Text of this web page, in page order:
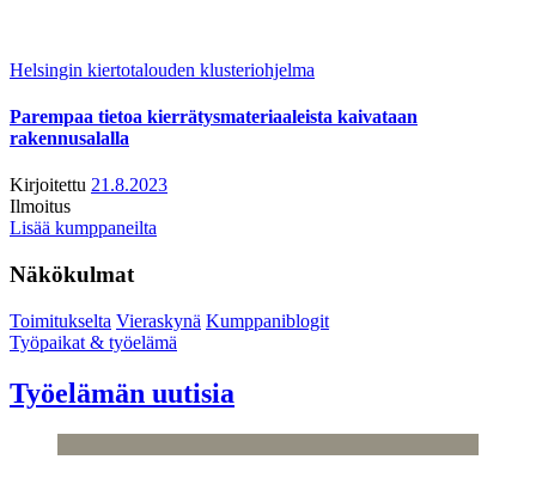
Helsingin kiertotalouden klusteriohjelma
Parempaa tietoa kierrätysmateriaaleista kaivataan
rakennusalalla
Kirjoitettu 21.8.2023
Ilmoitus
Lisää kumppaneilta
Näkökulmat
Toimitukselta Vieraskynä Kumppaniblogit
Työpaikat & työelämä
Työelämän uutisia